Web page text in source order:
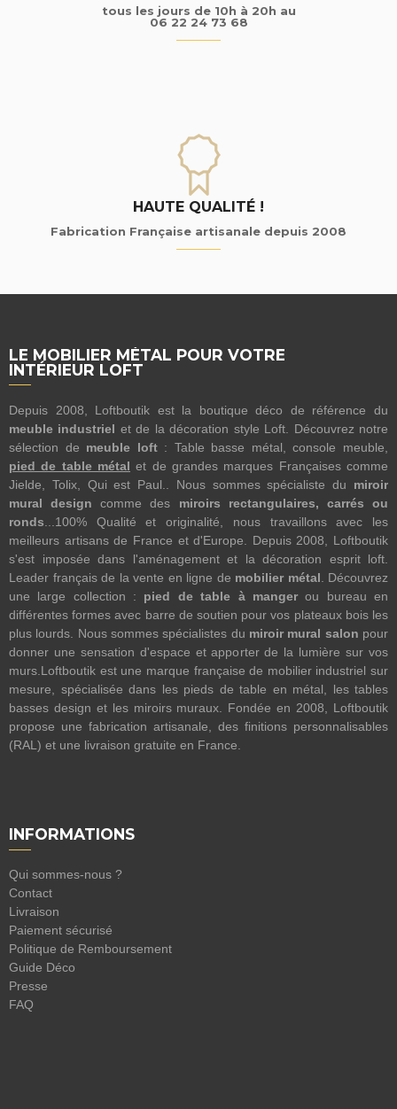
tous les jours de 10h à 20h au
06 22 24 73 68
HAUTE QUALITÉ !
Fabrication Française artisanale depuis 2008
LE MOBILIER MÉTAL POUR VOTRE
INTÉRIEUR LOFT
Depuis 2008, Loftboutik est la boutique déco de référence du
meuble industriel et de la décoration style Loft. Découvrez notre
sélection de meuble loft: Table basse métal, console meuble,
pied de table métal et de grandes marques Françaises comme
Jielde, Tolix, Qui est Paul.. Nous sommes spécialiste du miroir
mural design comme des miroirs rectangulaires, carrés ou
ronds ...100% Qualité et originalité, nous travaillons avec les
meilleurs artisans de France et d'Europe. Depuis 2008, Loftboutik
s'est imposée dans l'aménagement et la décoration esprit loft.
Leader français de la vente en ligne de mobilier métal . Découvrez
une large collection : pied de table à mangerou bureau en
différentes formes avec barre de soutien pour vos plateaux bois les
plus lourds. Nous sommes spécialistes du miroir mural salon pour
donner une sensation d'espace et apporter de la lumière sur vos
murs.Loftboutik est une marque française de mobilier industriel sur
mesure, spécialisée dans les pieds de table en métal, les tables
basses design et les miroirs muraux. Fondée en 2008, Loftboutik
propose une fabrication artisanale, des finitions personnalisables
(RAL) et une livraison gratuite en France.
INFORMATIONS
Qui sommes-nous ?
Contact
Livraison
Paiement sécurisé
Politique de Remboursement
Guide Déco
Presse
FAQ